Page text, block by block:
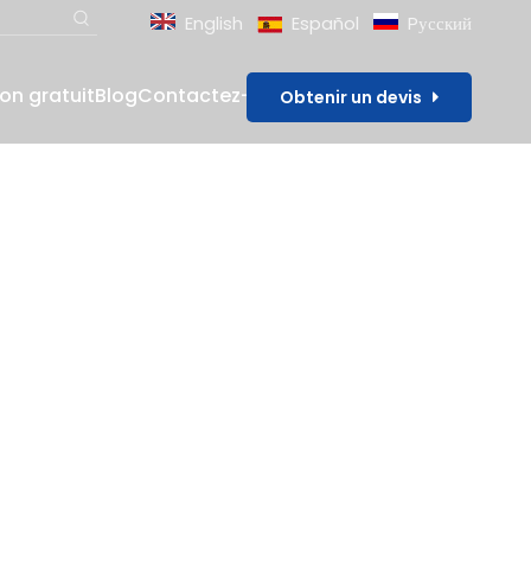
English Español Pусский
gratuitBlogContactez-nousObtenir un devis